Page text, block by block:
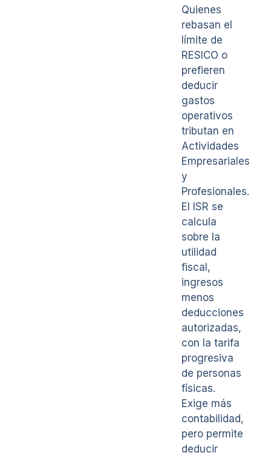
Quienes
rebasan el
límite de
RESICO o
prefieren
deducir
gastos
operativos
tributan en
Actividades
Empresariales
y
Profesionales.
El ISR se
calcula
sobre la
utilidad
fiscal,
ingresos
menos
deducciones
autorizadas,
con la tarifa
progresiva
de personas
físicas.
Exige más
contabilidad,
pero permite
deducir